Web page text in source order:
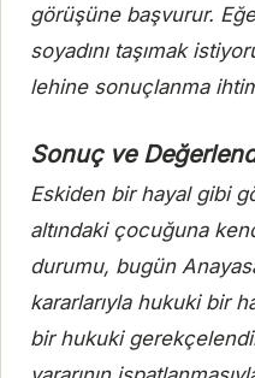
görüşüne başvurur.
soyadını taşımak
lehine sonuçlanma
Sonuç ve
Eskiden bir hayal gibi
altındaki çocuğuna
durumu, bugün
kararlarıyla hukuki bir
bir hukuki